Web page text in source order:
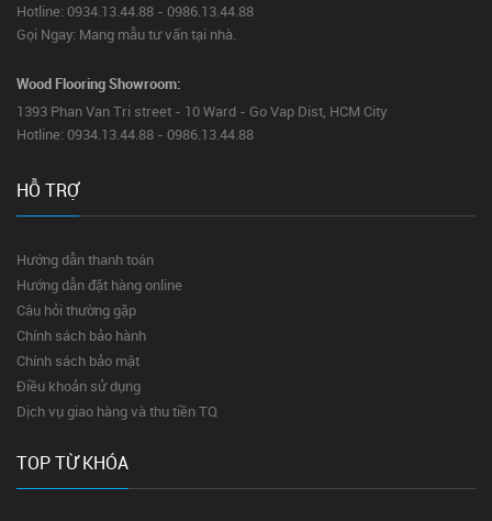
Hotline: 0934.13.44.88 - 0986.13.44.88
Gọi Ngay: Mang mẫu tư vấn tại nhà.
Wood Flooring Showroom:
1393 Phan Van Tri street - 10 Ward - Go Vap Dist, HCM City
Hotline: 0934.13.44.88 - 0986.13.44.88
HỖ TRỢ
Hướng dẫn thanh toán
Hướng dẫn đặt hàng online
Câu hỏi thường gặp
Chính sách bảo hành
Chính sách bảo mật
Điều khoản sử dụng
Dịch vụ giao hàng và thu tiền TQ
TOP TỪ KHÓA